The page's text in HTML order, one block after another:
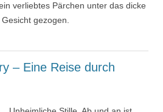
verliebtes Pärchen unter das dicke
gezogen.
– Eine Reise durch